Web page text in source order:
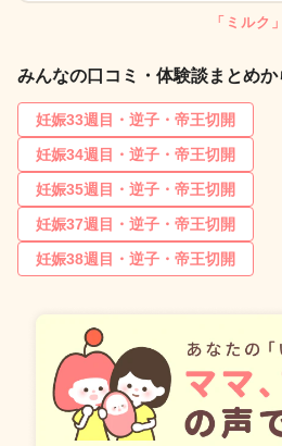
「ミルク
みんなの口コミ・体験談まとめか
妊娠33週目・逆子・帝王切開
妊娠34週目・逆子・帝王切開
妊娠35週目・逆子・帝王切開
妊娠37週目・逆子・帝王切開
妊娠38週目・逆子・帝王切開